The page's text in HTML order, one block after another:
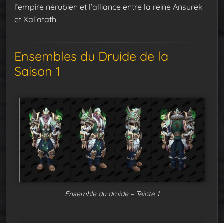
l’empire nérubien et l’alliance entre la reine Ansurek
et Xal’atath.
Ensembles du Druide de la
Saison 1
Ensemble du druide – Teinte 1